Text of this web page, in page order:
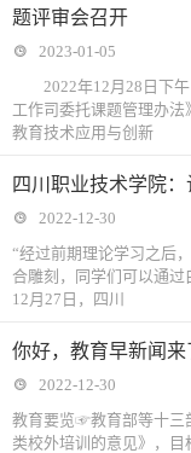
题评审会召开
2023-01-05
2022年12月28日下午
工作司委托课题管理办
教育技术应用与创新
四川职业技术学院
2022-12-30
“经过前期理论学习之后
合雕刻，同学们可以通
12月27日，四川
你好，教育早新闻来
2022-12-30
教育要览☞教育部等十三
类校外培训的意见》，